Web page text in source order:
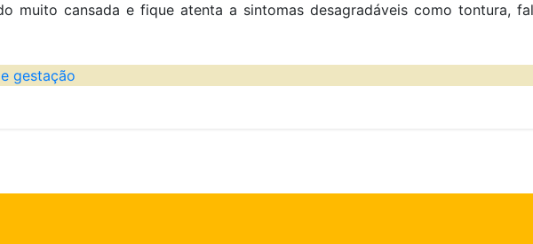
muito cansada e fique atenta a sintomas desagradáveis como tontura,
gestação